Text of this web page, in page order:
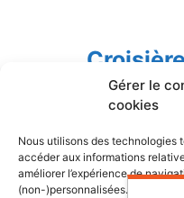
Gérer le
cookies
Nous utilisons des technologies
accéder aux informations
améliorer l’expérience de
(non-)personnalisées.
Les plus belles